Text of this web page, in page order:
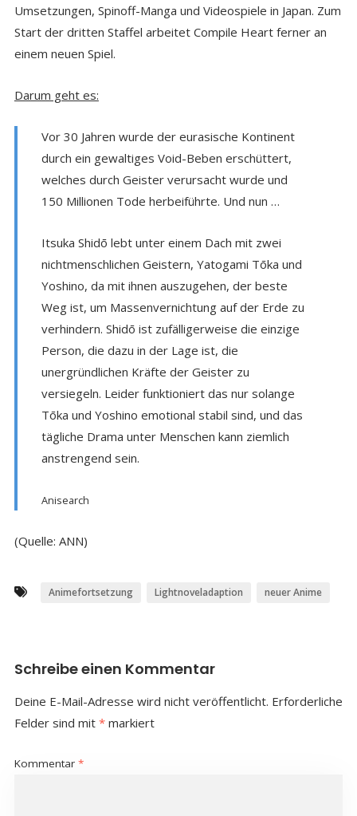
Umsetzungen, Spinoff-Manga und Videospiele in Japan. Zum
Start der dritten Staffel arbeitet Compile Heart ferner an
einem neuen Spiel.
Darum geht es:
Vor 30 Jahren wurde der eurasische Kontinent
durch ein gewaltiges Void-Beben erschüttert,
welches durch Geister verursacht wurde und
150 Millionen Tode herbeiführte. Und nun …
Itsuka Shidō lebt unter einem Dach mit zwei
nichtmenschlichen Geistern, Yatogami Tōka und
Yoshino, da mit ihnen auszugehen, der beste
Weg ist, um Massenvernichtung auf der Erde zu
verhindern. Shidō ist zufälligerweise die einzige
Person, die dazu in der Lage ist, die
unergründlichen Kräfte der Geister zu
versiegeln. Leider funktioniert das nur solange
Tōka und Yoshino emotional stabil sind, und das
tägliche Drama unter Menschen kann ziemlich
anstrengend sein.
Anisearch
(Quelle: ANN)
Animefortsetzung Lightnoveladaption neuer Anime
Schreibe einen Kommentar
Deine E-Mail-Adresse wird nicht veröffentlicht. Erforderliche
Felder sind mit *markiert
Kommentar *